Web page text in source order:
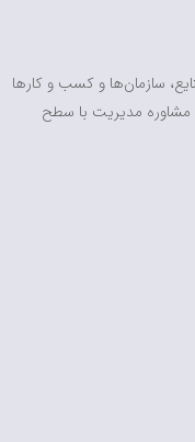
سازمان‌ها و کسب و کارها
مدیریت با سطح